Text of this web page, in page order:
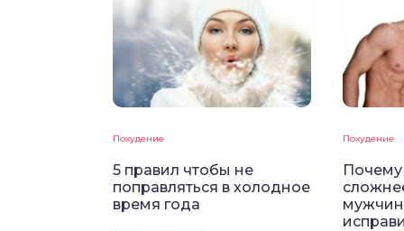
Похудение
5 правил чтобы не
поправляться в холодное
время года
Похудение